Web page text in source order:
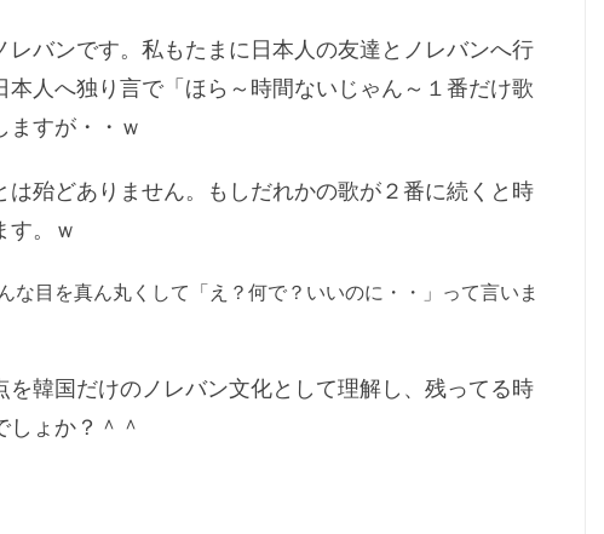
バンです。私もたまに日本人の友達とノレバンへ行
人へ独り言で「ほら～時間ないじゃん～１番だけ歌
ますが・・ｗ
殆どありません。もしだれかの歌が２番に続くと時
す。ｗ
な目を真ん丸くして「え？何で？いいのに・・」って言いま
韓国だけのノレバン文化として理解し、残ってる時
ょか？＾＾